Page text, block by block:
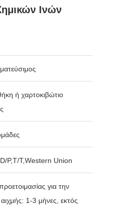
Ινών
ή χαρτοκιβώτιο
P,T/T,Western Union
για την
1-3 μήνες, εκτός